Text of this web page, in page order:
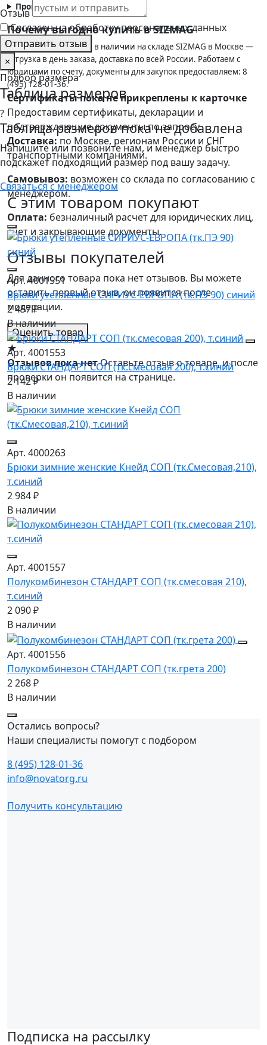
Промокают ли брюки в снегу?
Почему выгодно купить в SIZMAG
Брюки СТАНДАРТ СОП в наличии на складе SIZMAG в Москве —
отгрузка в день заказа, доставка по всей России. Работаем с
юрлицами по счету, документы для закупок предоставляем: 8
(495) 128-01-36.
Сертификаты пока не прикреплены к карточке
Предоставим сертификаты, декларации и
подтверждающие документы по запросу.
Доставка:по Москве, регионам России и СНГ
транспортными компаниями.
Самовывоз: возможен со склада по согласованию с
менеджером.
Оплата: безналичный расчет для юридических лиц,
счет и закрывающие документы.
Отзывы покупателей
Для данного товара пока нет отзывов. Вы можете
оставить первый отзыв, он появится после
модерации.
Оценить товар
★
Отзывов пока нетОставьте отзыв о товаре, и после
проверки он появится на странице.
Отзыв
Согласен на обработку персональных данных
Отправить отзыв
×
Подбор размера
Таблица размеров
?
Таблица размеров пока не добавлена
Напишите или позвоните нам, и менеджер быстро
подскажет подходящий размер под вашу задачу.
Связаться с менеджером
С этим товаром покупают
Арт. 4001551
Брюки утепленные СИРИУС-ЕВРОПА (тк.ПЭ 90) синий
2 457 ₽
В наличии
Арт. 4001553
Брюки СТАНДАРТ СОП (тк.смесовая 200), т.синий
2 142 ₽
В наличии
Арт. 4000263
Брюки зимние женские Кнейд СОП (тк.Смесовая,210),
т.синий
2 984 ₽
В наличии
Арт. 4001557
Полукомбинезон СТАНДАРТ СОП (тк.смесовая 210),
т.синий
2 090 ₽
В наличии
Арт. 4001556
Полукомбинезон СТАНДАРТ СОП (тк.грета 200)
2 268 ₽
В наличии
Остались вопросы?
Наши специалисты помогут с подбором
8 (495) 128-01-36
info@novatorg.ru
Получить консультацию
Подписка на рассылку